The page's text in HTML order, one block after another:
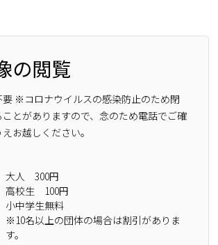
の閲覧
要 ※コロナウイルスの感染防止のため閉
ことがありますので、念のため電話でご確
お越しください。
大人 300円
高校生 100円
小中学生無料
※10名以上の団体の場合は割引がありま
す。